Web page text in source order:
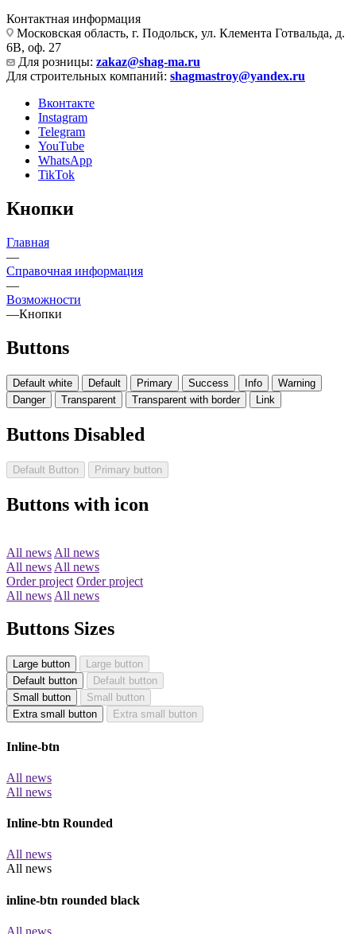
Контактная информация
Московская область, г. Подольск, ул. Клемента Готвальда, д.
6В, оф. 27
Для розницы: zakaz@shag-ma.ru
Для строительных компаний: shagmastroy@yandex.ru
Вконтакте
Instagram
Telegram
YouTube
WhatsApp
TikTok
Кнопки
Главная
—
Справочная информация
—
Возможности
—Кнопки
Buttons
Default white Default Primary Success Info
Warning
Danger
Transparent Transparent with border Link
Buttons Disabled
Default Button Primary button
Buttons with icon
All news All news
All news All news
Order project Order project
All news All news
Buttons Sizes
Large button
Large button
Default button
Default button
Small button
Small button
Extra small button
Extra small button
Inline-btn
All news
All news
Inline-btn Rounded
All news
All news
inline-btn rounded black
All news